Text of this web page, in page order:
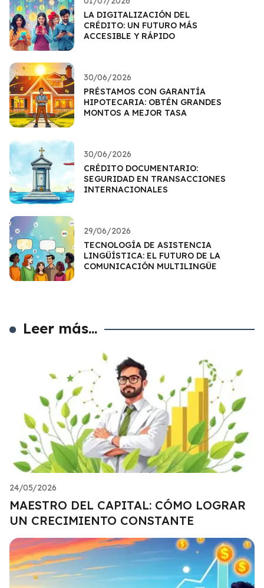
LA DIGITALIZACIÓN DEL
CRÉDITO: UN FUTURO MÁS
ACCESIBLE Y RÁPIDO
30/06/2026
PRÉSTAMOS CON GARANTÍA
HIPOTECARIA: OBTÉN GRANDES
MONTOS A MEJOR TASA
30/06/2026
CRÉDITO DOCUMENTARIO:
SEGURIDAD EN TRANSACCIONES
INTERNACIONALES
29/06/2026
TECNOLOGÍA DE ASISTENCIA
LINGÜÍSTICA: EL FUTURO DE LA
COMUNICACIÓN MULTILINGÜE
Leer más...
24/05/2026
MAESTRO DEL CAPITAL: CÓMO LOGRAR
UN CRECIMIENTO CONSTANTE